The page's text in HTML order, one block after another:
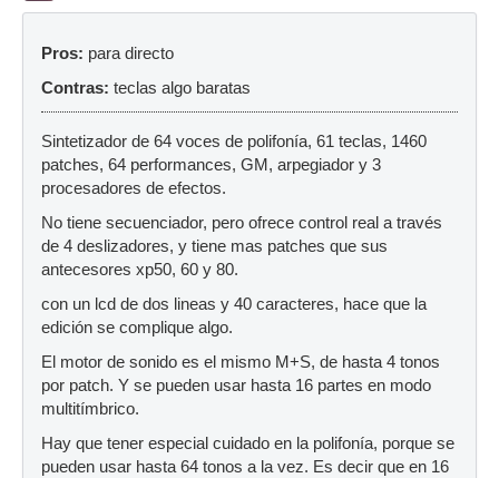
Pros: para directo
Contras: teclas algo baratas
Sintetizador de 64 voces de polifonía, 61 teclas, 1460
patches, 64 performances, GM, arpegiador y 3
procesadores de efectos.
No tiene secuenciador, pero ofrece control real a través
de 4 deslizadores, y tiene mas patches que sus
antecesores xp50, 60 y 80.
con un lcd de dos lineas y 40 caracteres, hace que la
edición se complique algo.
El motor de sonido es el mismo M+S, de hasta 4 tonos
por patch. Y se pueden usar hasta 16 partes en modo
multitímbrico.
Hay que tener especial cuidado en la polifonía, porque se
pueden usar hasta 64 tonos a la vez. Es decir que en 16